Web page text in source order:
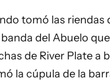
tomó las riendas
del Abuelo
de River Plate a
la cúpula de la